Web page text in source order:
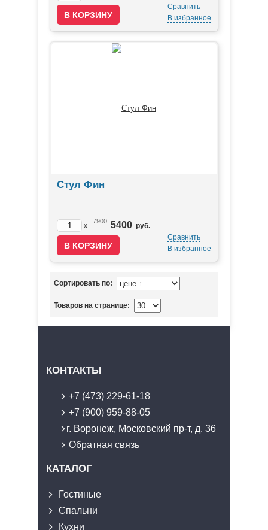
Сравнить
В избранное
Стул Фин
x
7900 5400 руб.
Сравнить
В избранное
Сортировать по:
Товаров на странице:
КОНТАКТЫ
+7 (473) 229-61-18
+7 (900) 959-88-05
г. Воронеж, Московский пр-т, д. 36
Обратная связь
КАТАЛОГ
Гостиные
Спальни
Кухни